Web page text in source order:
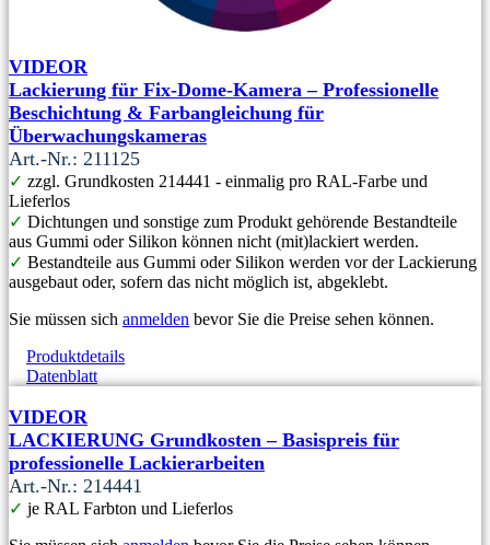
VIDEOR
Lackierung für Fix-Dome-Kamera – Professionelle
Beschichtung & Farbangleichung für
Überwachungskameras
Art.-Nr.: 211125
✓ zzgl. Grundkosten 214441 - einmalig pro RAL-Farbe und
Lieferlos
✓ Dichtungen und sonstige zum Produkt gehörende Bestandteile
aus Gummi oder Silikon können nicht (mit)lackiert werden.
✓ Bestandteile aus Gummi oder Silikon werden vor der Lackierung
ausgebaut oder, sofern das nicht möglich ist, abgeklebt.
Sie müssen sich anmelden bevor Sie die Preise sehen können.
Produktdetails
Datenblatt
VIDEOR
LACKIERUNG Grundkosten – Basispreis für
professionelle Lackierarbeiten
Art.-Nr.: 214441
✓ je RAL Farbton und Lieferlos